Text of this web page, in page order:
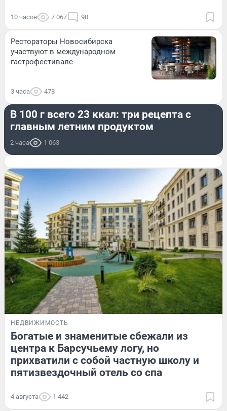
10 часов 7 067 90
Рестораторы Новосибирска
участвуют в международном
гастрофестивале
3 часа 478
В 100 г всего 23 ккал: три рецепта с
главным летним продуктом
2 часа 1 063
НЕДВИЖИМОСТЬ
Богатые и знаменитые сбежали из
центра к Барсучьему логу, но
прихватили с собой частную школу и
пятизвездочный отель со спа
4 августа 1 442